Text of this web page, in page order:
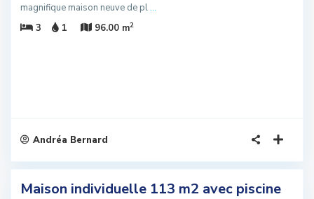
magnifique maison neuve de pl...
3
1 96.00 m2
Andréa Bernard
Maison individuelle 113 m2 avec piscine